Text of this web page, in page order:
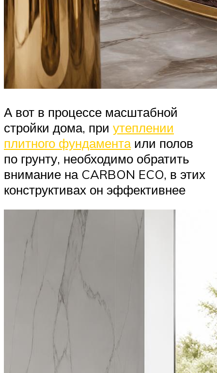
А вот в процессе масштабной
стройки дома, при утеплении
плитного фундаментаили полов
по грунту, необходимо обратить
внимание на CARBON ECO, в этих
конструктивах он эффективнее